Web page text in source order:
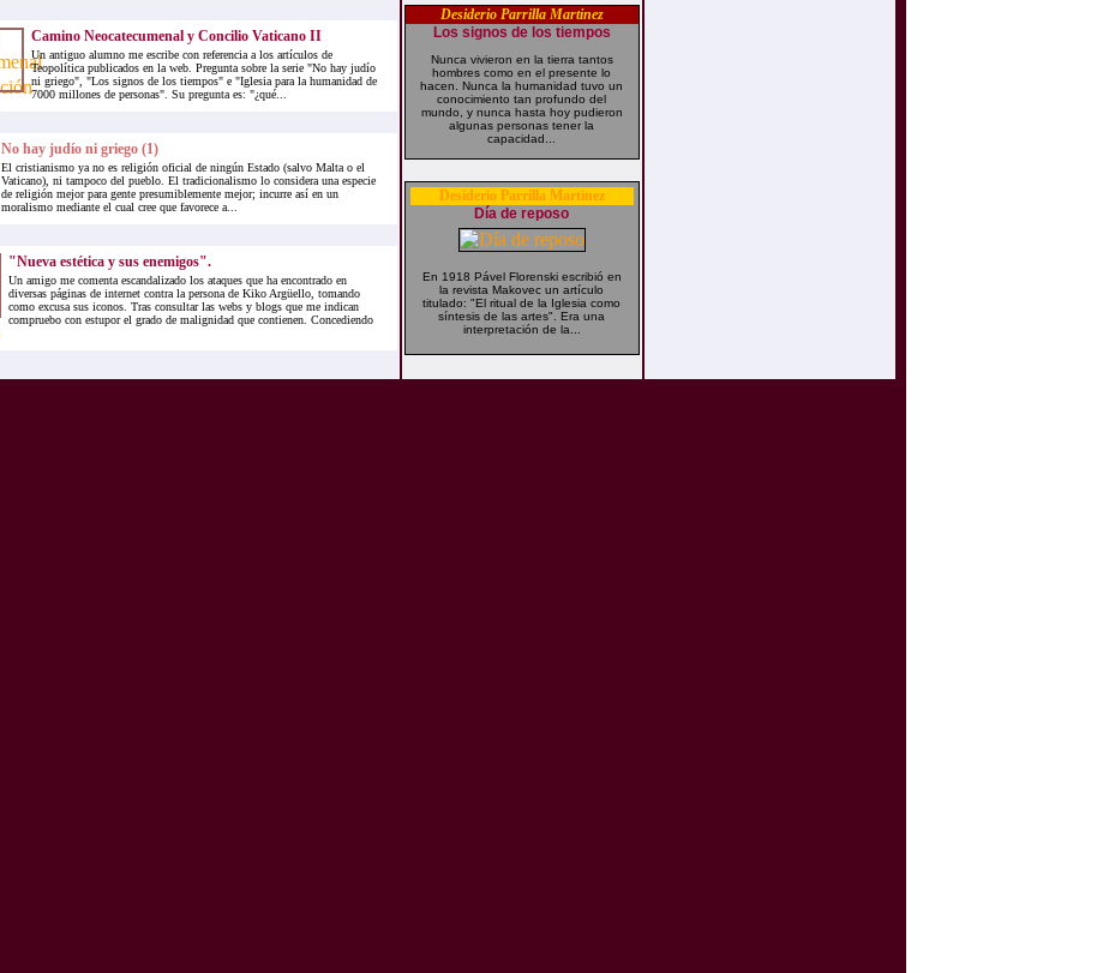
Camino Neocatecumenal y Concilio Vaticano II
Un antiguo alumno me escribe con referencia a los artículos de
Teopolítica publicados en la web. Pregunta sobre la serie "No hay judío
ni griego", "Los signos de los tiempos" e "Iglesia para la humanidad de
7000 millones de personas". Su pregunta es: "¿qué...
No hay judío ni griego (1)
El cristianismo ya no es religión oficial de ningún Estado (salvo Malta o el
Vaticano), ni tampoco del pueblo. El tradicionalismo lo considera una especie
de religión mejor para gente presumiblemente mejor; incurre así en un
moralismo mediante el cual cree que favorece a...
"Nueva estética y sus enemigos".
Un amigo me comenta escandalizado los ataques que ha encontrado en
diversas páginas de internet contra la persona de Kiko Argüello, tomando
como excusa sus iconos. Tras consultar las webs y blogs que me indican
compruebo con estupor el grado de malignidad que contienen. Concediendo
Desiderio Parrilla Martinez
Los signos de los tiempos
Nunca vivieron en la tierra tantos
hombres como en el presente lo
hacen. Nunca la humanidad tuvo un
conocimiento tan profundo del
mundo, y nunca hasta hoy pudieron
algunas personas tener la
capacidad...
Desiderio Parrilla Martinez
Día de reposo
En 1918 Pável Florenski escribió en
la revista Makovec un artículo
titulado: "El ritual de la Iglesia como
síntesis de las artes". Era una
interpretación de la...